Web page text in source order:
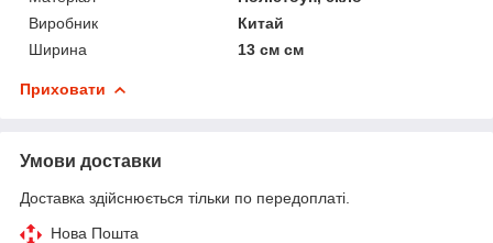
Виробник
Китай
Ширина
13 см см
Приховати
Умови доставки
Доставка здійснюється тільки по передоплаті.
Нова Пошта